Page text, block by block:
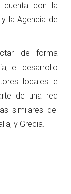
cuenta con la
la Agencia de
de forma
el desarrollo
locales e
de una red
similares del
y Grecia.